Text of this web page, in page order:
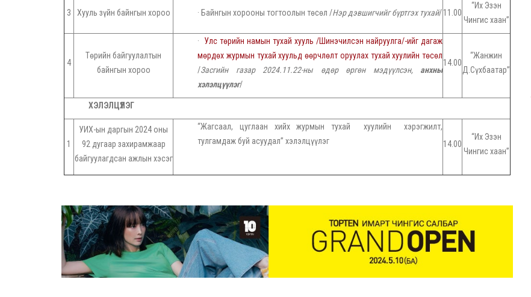
3 Хууль зүйн байнгын хороо · Байнгын хорооны тогтоолын төсөл /Нэр дэвшигчийг бүртгэх тухай/11.00
“Их Эзэн
Чингис хаан”
4
Төрийн байгуулалтын
байнгын хороо
· Улс төрийн намын тухай хууль /Шинэчилсэн найруулга/-ийг дагаж
мөрдөх журмын тухай хуульд өөрчлөлт оруулах тухай хуулийн төсөл
/Засгийн газар 2024.11.22-ны өдөр өргөн мэдүүлсэн, анхны
хэлэлцүүлэг/
14.00
“Жанжин
Д.Сүхбаатар”
ХЭЛЭЛЦҮҮЛЭГ
1
УИХ-ын даргын 2024 оны
92 дугаар захирамжаар
байгуулагдсан ажлын хэсэг
“Жагсаал, цуглаан хийх журмын тухай хуулийн хэрэгжилт,
тулгамдаж буй асуудал” хэлэлцүүлэг
14.00
“Их Эзэн
Чингис хаан”